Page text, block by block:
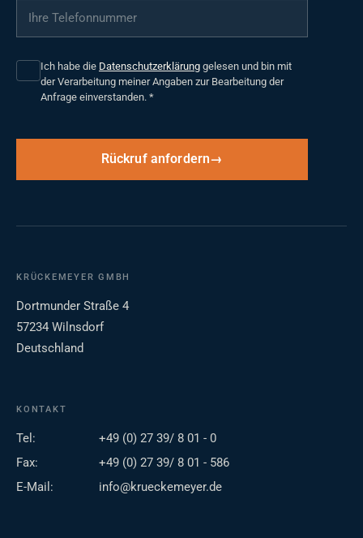
Ihre Telefonnummer
Ich habe die Datenschutzerklärung gelesen und bin mit
der Verarbeitung meiner Angaben zur Bearbeitung der
Anfrage einverstanden. *
Rückruf anfordern
KRÜCKEMEYER GMBH
Dortmunder Straße 4
57234 Wilnsdorf
Deutschland
KONTAKT
Tel:
+49 (0) 27 39/ 8 01 - 0
Fax:
+49 (0) 27 39/ 8 01 - 586
E-Mail:
info@krueckemeyer.de